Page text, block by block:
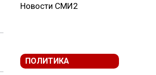
Новости СМИ2
ПОЛИТИКА